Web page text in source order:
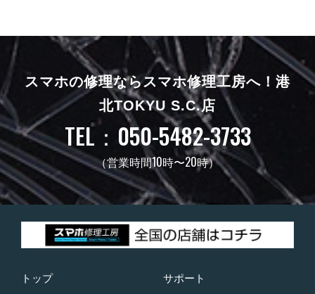
スマホの修理ならスマホ修理工房へ！ 港
北TOKYU S.C.店
TEL：050-5482-3733
（営業時間10時〜20時）
トップ サポート